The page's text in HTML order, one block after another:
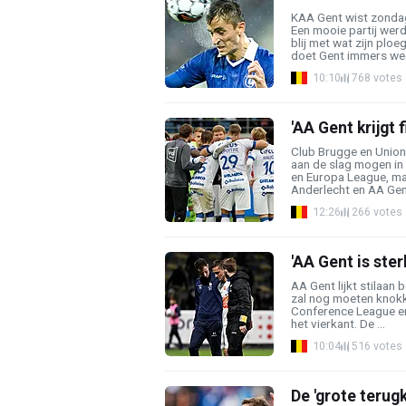
KAA Gent wist
Een mooie partij
blij met wat zijn
doet Gent immers
10:10 768 votes
'AA Gent krijgt
Club Brugge en
aan de slag mogen
en Europa League,
Anderlecht en AA
12:26 266 votes
'AA Gent is
AA Gent lijkt stilaan
zal nog moeten
Conference League
het vierkant. De ...
10:04 516 votes
De 'grote